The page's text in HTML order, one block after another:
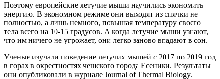
Поэтому европейские летучие мыши научились экономить
энергию. В экономном режиме они выходят из спячки не
полностью, а лишь немного, повышая температуру своего
тела всего на 10-15 градусов. А когда летучие мыши узнают,
что им ничего не угрожает, они легко заново впадают в сон.
Ученые изучали поведение летучих мышей с 2017 по 2019 год
в горах в окрестностях чешского города Есеники. Результаты
они опубликовали в журнале Journal of Thermal Biology.